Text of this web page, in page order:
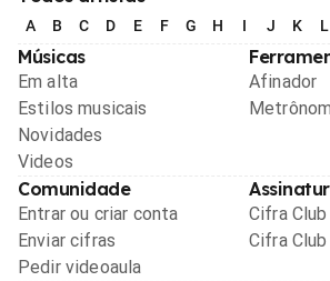
A B C D E F G H I J K L
Músicas
Em alta
Estilos musicais
Novidades
Videos
Afinador
Comunidade
Entrar ou criar conta
Enviar cifras
Pedir videoaula
Cifra Club
Cifra